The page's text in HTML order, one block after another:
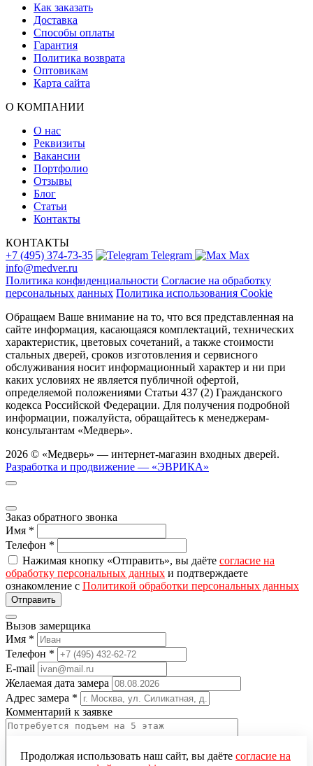
Как заказать
Доставка
Способы оплаты
Гарантия
Политика возврата
Оптовикам
Карта сайта
О КОМПАНИИ
О нас
Реквизиты
Вакансии
Портфолио
Отзывы
Блог
Статьи
Контакты
КОНТАКТЫ
+7 (495) 374-73-35
Telegram
Max
info@medver.ru
Политика конфиденциальности Согласие на обработку
персональных данных Политика использования Cookie
Обращаем Ваше внимание на то, что вся представленная на
сайте информация, касающаяся комплектаций, технических
характеристик, цветовых сочетаний, а также стоимости
стальных дверей, сроков изготовления и сервисного
обслуживания носит информационный характер и ни при
каких условиях не является публичной офертой,
определяемой положениями Статьи 437 (2) Гражданского
кодекса Российской Федерации. Для получения подробной
информации, пожалуйста, обращайтесь к менеджерам-
консультантам «Медверь».
2026 © «Медверь» — интернет-магазин входных дверей.
Разработка и продвижение — «ЭВРИКА»
Заказ обратного звонка
Имя *
Телефон *
Нажимая кнопку «Отправить», вы даёте согласие на
обработку персональных данных и подтверждаете
ознакомление с Политикой обработки персональных данных
Вызов замерщика
Имя *
Телефон *
E-mail
Желаемая дата замера
Адрес замера *
Комментарий к заявке
Продолжая использовать наш сайт, вы даёте согласие на